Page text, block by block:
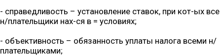
- справедливость – установление ставок, при кот-ых все
н/плательщики нах-ся в = условиях;
- объективность – обязанность уплаты налога всеми н/
плательщиками;